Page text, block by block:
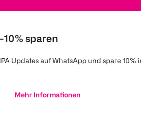
sparen
Updates auf WhatsApp und spare 10%
Mehr Informationen